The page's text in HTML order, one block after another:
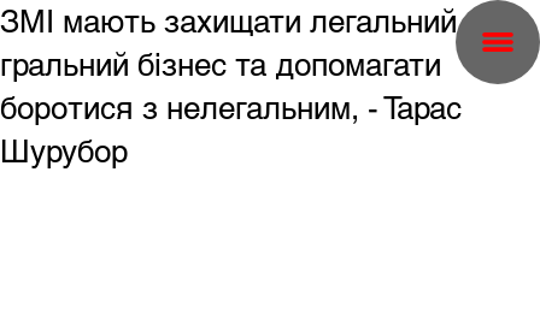
ЗМІ мають захищати легальний
гральний бізнес та допомагати
боротися з нелегальним, - Тарас
Шурубор